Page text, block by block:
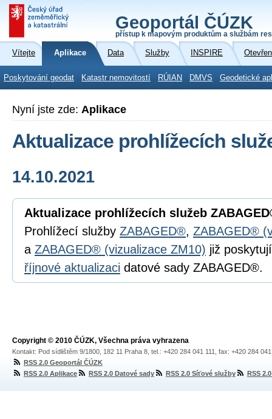
Geoportál ČÚZK
přístup k mapovým produktům a službám
Vítejte Aplikace Data Služby INSPIRE
Poskytování geodat Katastr nemovitostí RÚIAN DMVS Geodetické
Nyní jste zde: Aplikace
Aktualizace prohlížecích
14.10.2021
Aktualizace prohlížecích služeb
Prohlížecí služby ZABAGED®, ZABAGED®
a ZABAGED® (vizualizace ZM10) již
říjnové aktualizaci datové sady ZABAGED®.
Copyright © 2010 ČÚZK, Všechna práva vyhrazena
Kontakt: Pod sídlištěm 9/1800, 182 11 Praha 8, tel.: +420 284 041 111, fax: +420 284
RSS 2.0 Geoportál ČÚZK
RSS 2.0 Aplikace
RSS 2.0 Datové sady RSS 2.0 Síťové služby RSS